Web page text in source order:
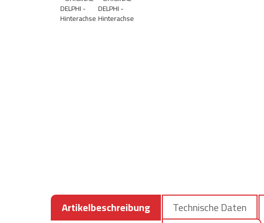
Artikelbeschreibung Technische Daten